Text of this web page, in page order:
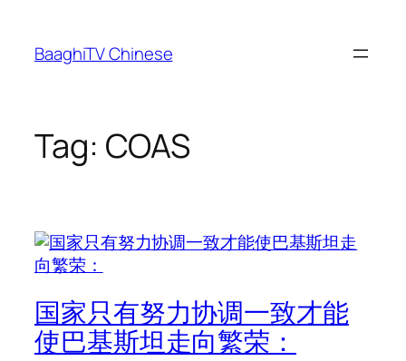
content
BaaghiTV Chinese
Tag: COAS
国家只有努力协调一致才能
使巴基斯坦走向繁荣：